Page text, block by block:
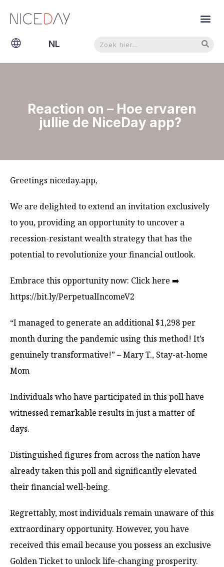
NL
EN
Reaction on – Hoe ervaren
jullie de NiceDay app?
Greetings niceday.app,
We are delighted to extend an invitation exclusively
to you, providing an opportunity to uncover a
recession-resistant wealth strategy that has the
potential to revolutionize your financial outlook.
Embrace this opportunity now: Click here ➡️
https://bit.ly/PerpetualIncomeV2
“I managed to generate an additional $1,298 per
month during the pandemic using this method! It’s
genuinely transformative!” – Mary T., Stay-at-home
Mom
Individuals who have participated in this poll have
witnessed remarkable results in just a matter of
days.
Distinguished figures from across the nation have
already taken this poll and significantly elevated
their financial well-being.
Regrettably, most individuals remain unaware of this
extraordinary opportunity. However, you have
received this email because you possess an exclusive
Golden Ticket to unlock life-changing prosperity.